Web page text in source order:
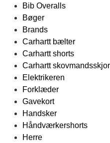
Bib Overalls
Bøger
Brands
Carhartt bælter
Carhartt shorts
Carhartt
Elektrikeren
Forklæder
Gavekort
Handsker
Håndværkershorts
Herre